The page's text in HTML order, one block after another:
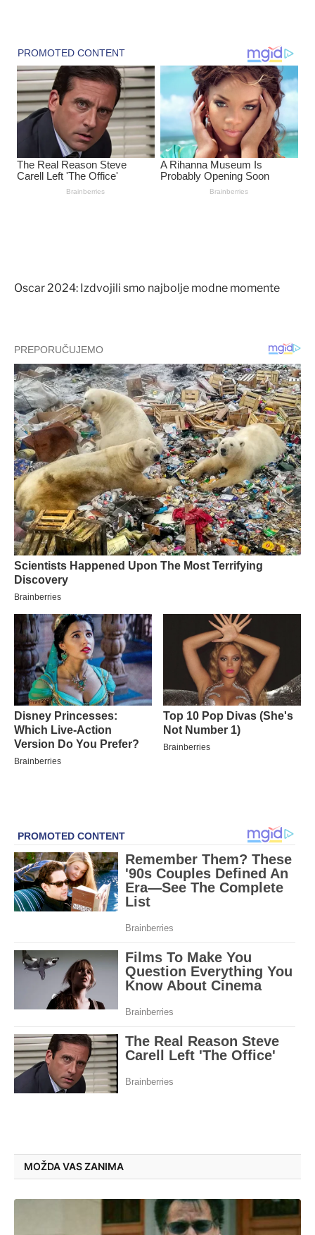
Oscar 2024: Izdvojili smo najbolje modne momente
MOŽDA VAS ZANIMA